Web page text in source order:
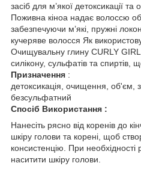
засіб для м’якої детоксикації
Поживна кіноа надає волоссю
забезпечуючи м’які, пружні
кучеряве волосся Як
Очищувальну глину CURLY
силікону, сульфатів та спиртів,
Призначення :
детоксикація, очищення, об'єм,
безсульфатний
Спосіб Використання :
Нанесіть рясно від коренів до
шкіру голови та корені, щоб
консистенцію. При необхідності
наситити шкіру голови.